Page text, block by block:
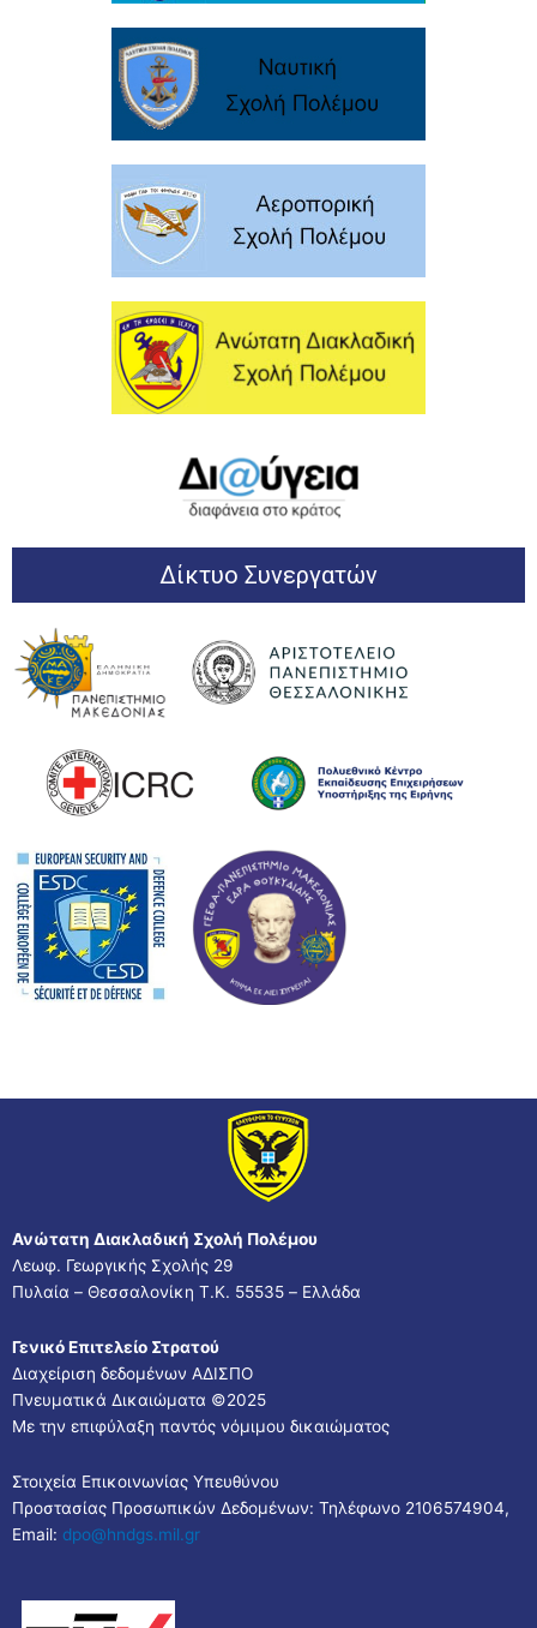
Δίκτυο Συνεργατών
Ανώτατη Διακλαδική Σχολή Πολέμου
Λεωφ. Γεωργικής Σχολής 29
Πυλαία – Θεσσαλονίκη Τ.Κ. 55535 – Ελλάδα
Γενικό Επιτελείο Στρατού
Διαχείριση δεδομένων ΑΔΙΣΠΟ
Πνευματικά Δικαιώματα ©2025
Με την επιφύλαξη παντός νόμιμου δικαιώματος
Στοιχεία Επικοινωνίας Υπευθύνου
Προστασίας Προσωπικών Δεδομένων: Τηλέφωνο 2106574904,
Email: dpo@hndgs.mil.gr